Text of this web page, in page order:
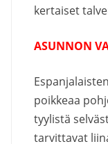
kertaiset
ASUNNON
poikkeaa
tyylistä
tarvittavat